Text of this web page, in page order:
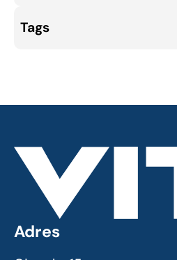
Tags
Adres